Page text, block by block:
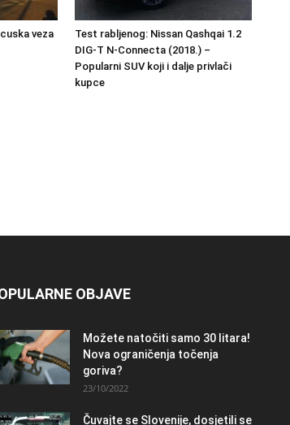
veza
Test rabljenog: Nissan Qashqai 1.2
DIG-T N-Connecta (2018.) –
Popularni SUV koji i dalje privlači
kupce
OBJAVE
Možete natočiti samo 30 litara!
Nova ograničenja točenja
goriva?
23/10/2022
Čuvajte se Slovenije, dosjetili se